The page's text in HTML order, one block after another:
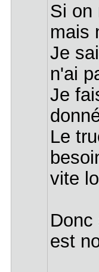
Si on
mais
Je
n'ai
Je
Le
vite
est